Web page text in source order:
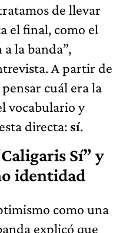
de llevar
el final, como el
la banda”,
A partir de
cuál era la
vocabulario y
directa: sí.
Sí” y
identidad
como una
explicó que